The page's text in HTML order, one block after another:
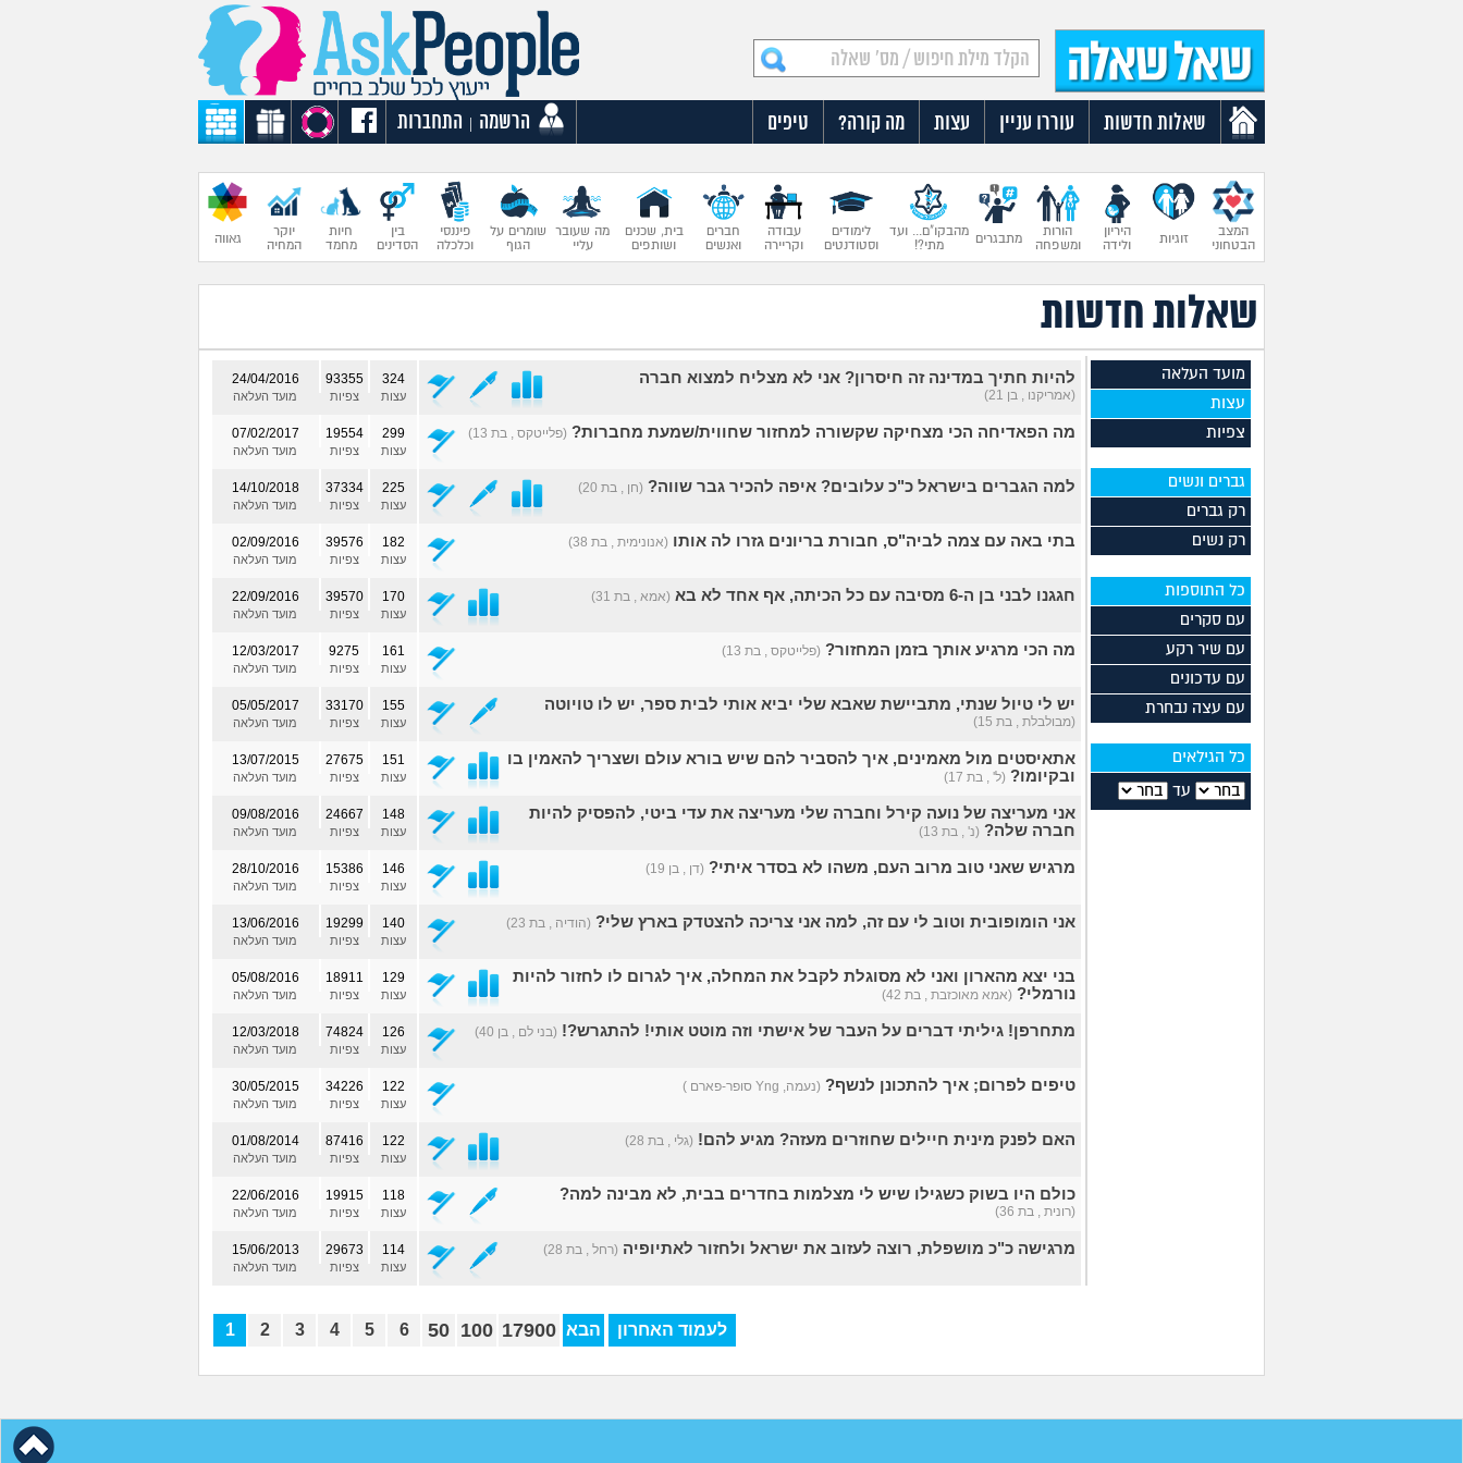
שאלות חדשות עוררו עניין עצות מה קורה? טיפים הרשמה התחברות
המצב
הבטחוני
זוגיות
היריון
ולידה
הורות
ומשפחה
מתבגרים
מהבקו"ם... ועד
מתי?!
לימודים
וסטודנטים
עבודה
וקריירה
חברים
ואנשים
בית, שכנים
ושותפים
מה שעובר
עליי
שומרים על
הגוף
פיננסי
וכלכלה
בין
הסדינים
חיות
מחמד
יוקר
המחיה
גאווה
שאלות חדשות
מועד העלאה
עצות
צפיות
גברים ונשים
רק גברים
רק נשים
כל התוספות
עם סקרים
עם שיר רקע
עם עדכונים
עם עצה נבחרת
כל הגילאים
עד
להיות חתיך במדינה זה חיסרון? אני לא מצליח למצוא חברה
(אמריקנו , בן 21)
24/04/2016
מועד העלאה
93355
צפיות
324
עצות
מה הפאדיחה הכי מצחיקה שקשורה למחזור שחווית/שמעת מחברות? (פלייטקס , בת 13) 07/02/2017
מועד העלאה
19554
צפיות
299
עצות
למה הגברים בישראל כ"כ עלובים? איפה להכיר גבר שווה? (חן , בת 20) 14/10/2018
מועד העלאה
37334
צפיות
225
עצות
בתי באה עם צמה לביה"ס, חבורת בריונים גזרו לה אותו (אנונימית , בת 38) 02/09/2016
מועד העלאה
39576
צפיות
182
עצות
חגגנו לבני בן ה-6 מסיבה עם כל הכיתה, אף אחד לא בא (אמא , בת 31) 22/09/2016
מועד העלאה
39570
צפיות
170
עצות
מה הכי מרגיע אותך בזמן המחזור? (פלייטקס , בת 13) 12/03/2017
מועד העלאה
9275
צפיות
161
עצות
יש לי טיול שנתי, מתביישת שאבא שלי יביא אותי לבית ספר, יש לו טויוטה
(מבולבלת , בת 15)
05/05/2017
מועד העלאה
33170
צפיות
155
עצות
אתאיסטים מול מאמינים, איך להסביר להם שיש בורא עולם ושצריך להאמין בו
ובקיומו? (ל' , בת 17)
13/07/2015
מועד העלאה
27675
צפיות
151
עצות
אני מעריצה של נועה קירל וחברה שלי מעריצה את עדי ביטי, להפסיק להיות
חברה שלה? (נ' , בת 13)
09/08/2016
מועד העלאה
24667
צפיות
148
עצות
מרגיש שאני טוב מרוב העם, משהו לא בסדר איתי? (דן , בן 19) 28/10/2016
מועד העלאה
15386
צפיות
146
עצות
אני הומופובית וטוב לי עם זה, למה אני צריכה להצטדק בארץ שלי? (הודיה , בת 23) 13/06/2016
מועד העלאה
19299
צפיות
140
עצות
בני יצא מהארון ואני לא מסוגלת לקבל את המחלה, איך לגרום לו לחזור להיות
נורמלי? (אמא מאוכזבת , בת 42)
05/08/2016
מועד העלאה
18911
צפיות
129
עצות
מתחרפן! גיליתי דברים על העבר של אישתי וזה מוטט אותי! להתגרש?! (בני לם , בן 40) 12/03/2018
מועד העלאה
74824
צפיות
126
עצות
טיפים לפרום; איך להתכונן לנשף? (נעמה, Yng סופר-פארם ) 30/05/2015
מועד העלאה
34226
צפיות
122
עצות
האם לפנק מינית חיילים שחוזרים מעזה? מגיע להם! (גלי , בת 28) 01/08/2014
מועד העלאה
87416
צפיות
122
עצות
כולם היו בשוק כשגילו שיש לי מצלמות בחדרים בבית, לא מבינה למה?
(רונית , בת 36)
22/06/2016
מועד העלאה
19915
צפיות
118
עצות
מרגישה כ"כ מושפלת, רוצה לעזוב את ישראל ולחזור לאתיופיה (רחל , בת 28) 15/06/2013
מועד העלאה
29673
צפיות
114
עצות
1 2 3 4 5 6 50 100 17900 הבא לעמוד האחרון